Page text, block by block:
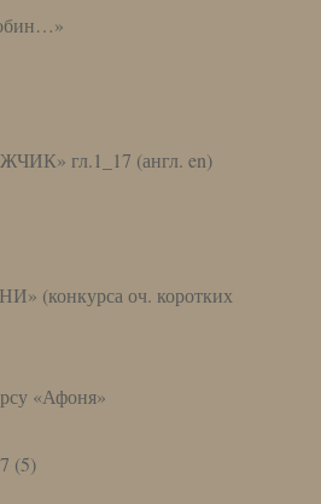
гл.1_17 (англ. en)
(конкурса оч. коротких
«Афоня»
(5)